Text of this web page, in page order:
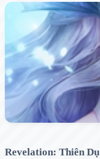
Revelation: Thiên Dụ